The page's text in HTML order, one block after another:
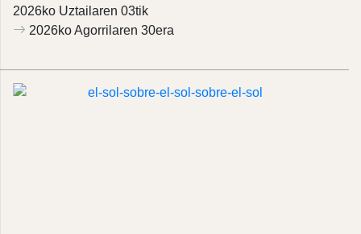
2026ko Uztailaren 03tik
2026ko Agorrilaren 30era